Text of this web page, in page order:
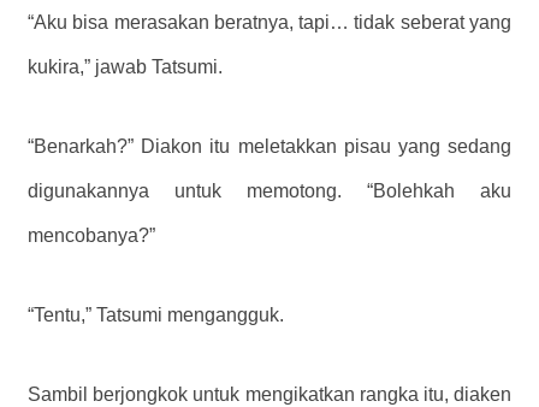
“Aku bisa merasakan beratnya, tapi… tidak seberat yang
kukira,” jawab Tatsumi.
“Benarkah?” Diakon itu meletakkan pisau yang sedang
digunakannya untuk memotong. “Bolehkah aku
mencobanya?”
“Tentu,” Tatsumi mengangguk.
Sambil berjongkok untuk mengikatkan rangka itu, diaken